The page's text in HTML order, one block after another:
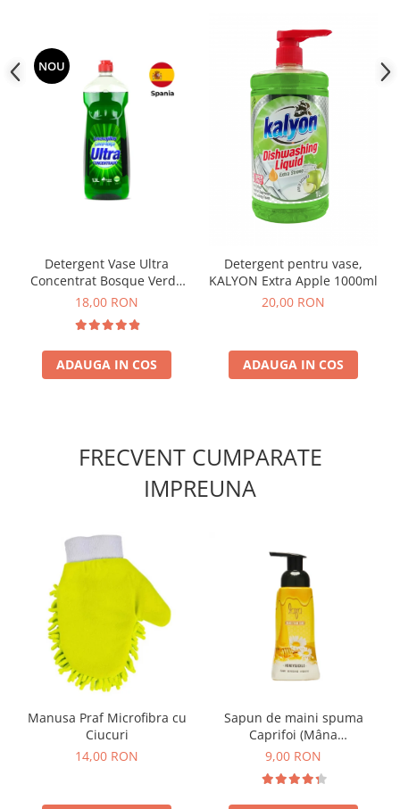
NOU
Detergent Vase Ultra
Concentrat Bosque Verde
Spania 1.3L
18,00 RON
ADAUGA IN COS
Detergent pentru vase,
KALYON Extra Apple 1000ml
20,00 RON
ADAUGA IN COS
FRECVENT CUMPARATE
IMPREUNA
Manusa Praf Microfibra cu
Ciucuri
14,00 RON
Sapun de maini spuma
Caprifoi (Mâna
Maicii Domnului) 250 ml
9,00 RON